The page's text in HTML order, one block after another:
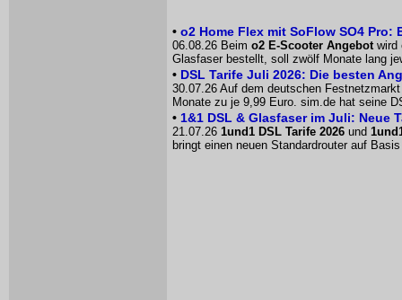
• o2 Home Flex mit SoFlow SO4 Pro:
06.08.26 Beim o2 E-Scooter Angebot wird
Glasfaser bestellt, soll zwölf Monate lang
• DSL Tarife Juli 2026: Die besten
30.07.26 Auf dem deutschen
Monate zu je 9,99 Euro. sim.de hat seine
• 1&1 DSL & Glasfaser im Juli: Neue
21.07.26 1und1 DSL Tarife 2026 und
bringt einen neuen Standardrouter auf